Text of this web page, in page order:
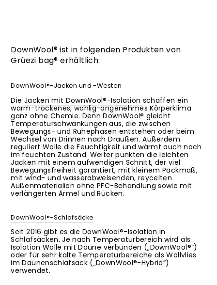
DownWool® ist in folgenden Produkten von
Grüezi bag® erhältlich:
DownWool®-Jacken und -Westen
Die Jacken mit DownWool®-Isolation schaffen ein
warm-trockenes, wohlig-angenehmes Körperklima
ganz ohne Chemie. Denn DownWool® gleicht
Temperaturschwankungen aus, die zwischen
Bewegungs- und Ruhephasen entstehen oder beim
Wechsel von Drinnen nach Draußen. Außerdem
reguliert Wolle die Feuchtigkeit und wärmt auch noch
im feuchten Zustand. Weiter punkten die leichten
Jacken mit einem aufwendigen Schnitt, der viel
Bewegungsfreiheit garantiert, mit kleinem Packmaß,
mit wind- und wasserabweisenden, reycelten
Außenmaterialien ohne PFC-Behandlung sowie mit
verlängerten Ärmel und Rücken.
DownWool®-Schlafsäcke
Seit 2016 gibt es die DownWool®-Isolation in
Schlafsäcken. Je nach Temperaturbereich wird als
Isolation Wolle mit Daune verbunden („DownWool®“)
oder für sehr kalte Temperaturbereiche als Wollvlies
im Daunenschlafsack („DownWool®-Hybrid“)
verwendet.